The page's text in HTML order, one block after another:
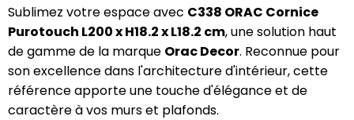
Sublimez votre espace avec C338 ORAC Cornice
Purotouch L200 x H18.2 x L18.2 cm, une solution haut
de gamme de la marque Orac Decor. Reconnue pour
son excellence dans l'architecture d'intérieur, cette
référence apporte une touche d'élégance et de
caractère à vos murs et plafonds.